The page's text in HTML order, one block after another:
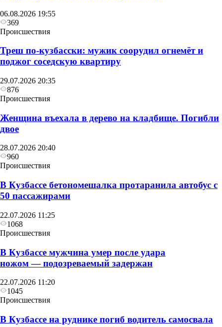
06.08.2026 19:55
369
Происшествия
Треш по-кузбасски: мужик соорудил огнемёт и
поджог соседскую квартиру
29.07.2026 20:35
876
Происшествия
Женщина въехала в дерево на кладбище. Погибли
двое
28.07.2026 20:40
960
Происшествия
В Кузбассе бетономешалка протаранила автобус с
50 пассажирами
22.07.2026 11:25
1068
Происшествия
В Кузбассе мужчина умер после удара
ножом — подозреваемый задержан
22.07.2026 11:20
1045
Происшествия
В Кузбассе на руднике погиб водитель самосвала